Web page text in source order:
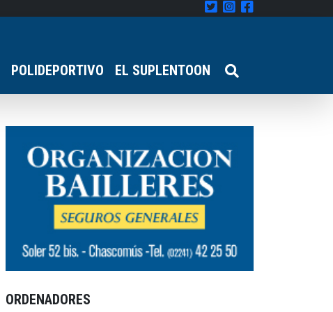
POLIDEPORTIVO EL SUPLENTOON
ORDENADORES